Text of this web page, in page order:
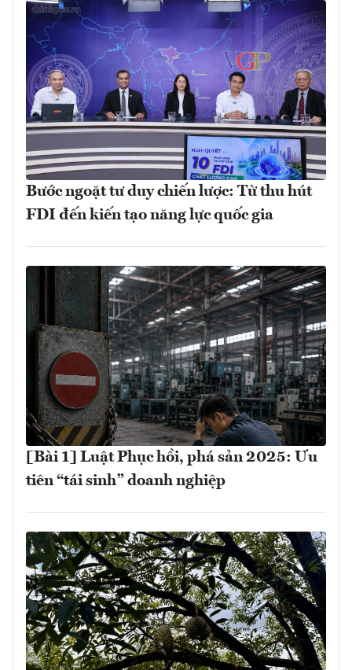
Bước ngoặt tư duy chiến lược: Từ thu hút
FDI đến kiến tạo năng lực quốc gia
[Bài 1] Luật Phục hồi, phá sản 2025: Ưu
tiên “tái sinh” doanh nghiệp